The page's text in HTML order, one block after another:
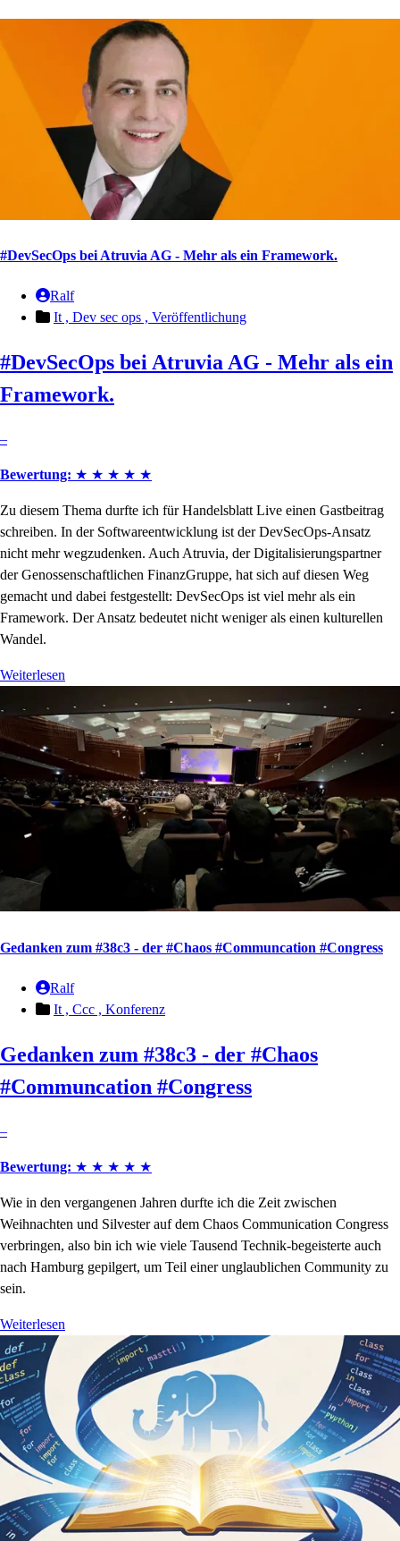
#DevSecOps bei Atruvia AG - Mehr als ein Framework.
Ralf
It , Dev sec ops , Veröffentlichung
#DevSecOps bei Atruvia AG - Mehr als ein
Framework.
–
Bewertung: ★ ★ ★ ★ ★
Zu diesem Thema durfte ich für Handelsblatt Live einen Gastbeitrag
schreiben. In der Softwareentwicklung ist der DevSecOps-Ansatz
nicht mehr wegzudenken. Auch Atruvia, der Digitalisierungspartner
der Genossenschaftlichen FinanzGruppe, hat sich auf diesen Weg
gemacht und dabei festgestellt: DevSecOps ist viel mehr als ein
Framework. Der Ansatz bedeutet nicht weniger als einen kulturellen
Wandel.
Weiterlesen
Gedanken zum #38c3 - der #Chaos #Communcation #Congress
Ralf
It , Ccc , Konferenz
Gedanken zum #38c3 - der #Chaos
#Communcation #Congress
–
Bewertung: ★ ★ ★ ★ ★
Wie in den vergangenen Jahren durfte ich die Zeit zwischen
Weihnachten und Silvester auf dem Chaos Communication Congress
verbringen, also bin ich wie viele Tausend Technik-begeisterte auch
nach Hamburg gepilgert, um Teil einer unglaublichen Community zu
sein.
Weiterlesen